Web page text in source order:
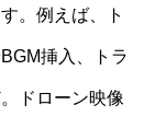
。例えば、ト
挿入、トラ
ドローン映像